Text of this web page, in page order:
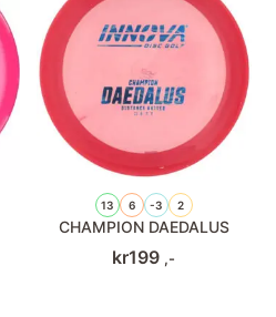
13 6 -3 2
CHAMPION DAEDALUS
kr199 ,-